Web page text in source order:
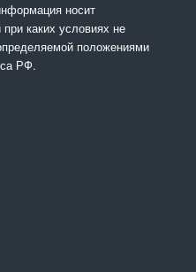
носит
каких условиях не
положениями
РФ.